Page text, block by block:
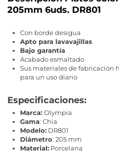
205mm 6uds. DR801
Con borde desigua
Apto para lavavajillas
Bajo garantía
Acabado esmaltado
Sus materiales de fabricación
para un uso diario
Especificaciones:
Marca: Olympia
Gama: Chia
Modelo: DR801
Diámetro: 205 mm
Material: Porcelana